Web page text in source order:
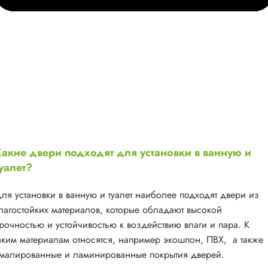
двери подходят для установки в ванную и
установки в ванную и туалет наиболее подходят двери из
материалов, которые обладают высокой
и устойчивостью к воздействию влаги и пара. К
материалам относятся, например экошпон, ПВХ, а также
и ламинированные покрытия дверей.